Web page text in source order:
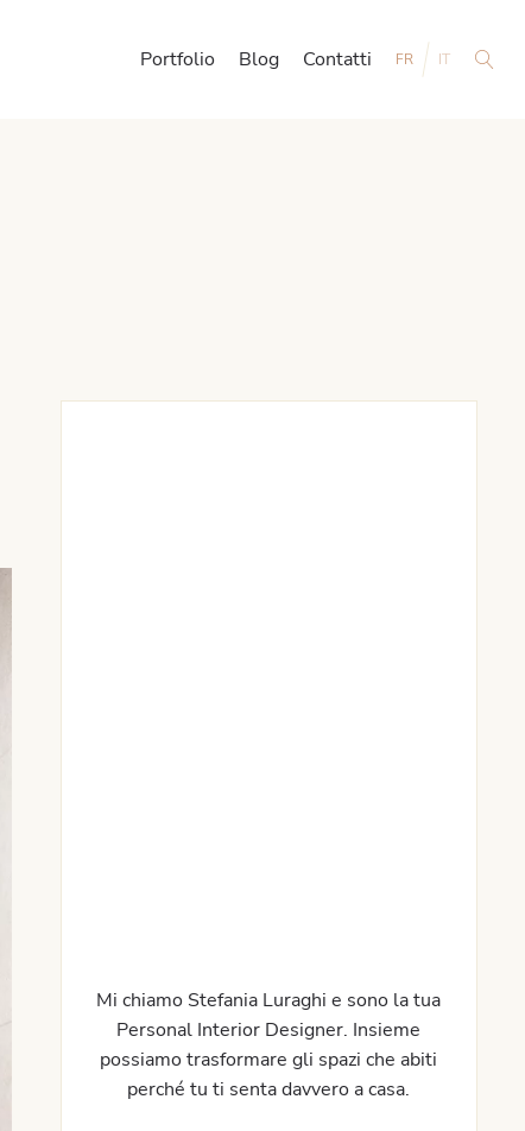
Portfolio Blog Contatti FR IT
Mi chiamo Stefania Luraghi e sono la tua
Personal Interior Designer. Insieme
possiamo trasformare gli spazi che abiti
perché tu ti senta davvero a casa.